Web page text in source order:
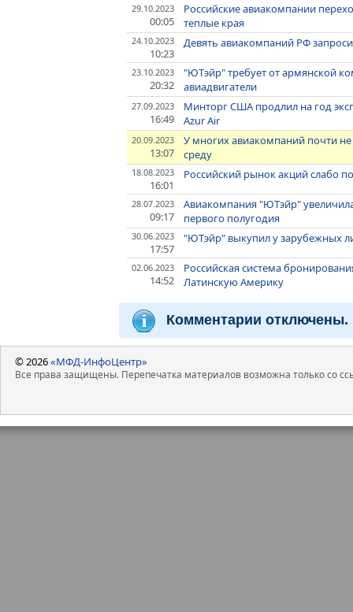
29.10.2023
00:05
Российские авиакомпании
теплые края
24.10.2023
10:23
Девять авиакомпаний РФ
23.10.2023
20:32
"ЮТэйр" требует от армянской
авиадвигатели
27.09.2023
16:49
Минторг США продлил на год
Azur Air
20.09.2023
13:07
У многих авиакомпаний почти
среду
18.08.2023
16:01
Российский рынок акций слабо
28.07.2023
09:17
Авиакомпания "ЮТэйр"
первого полугодия
30.06.2023
17:57
"ЮТэйр" выкупил у зарубежных
02.06.2023
14:52
Российская система
Латинскую Америку
Комментарии отключены.
© 2026«МФД-ИнфоЦентр»
Все права защищены. Перепечатка материалов возможна только со